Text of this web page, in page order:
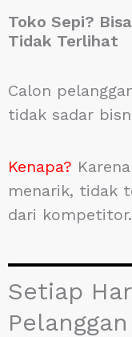
Toko Sepi?
Tidak Terlihat
Calon
tidak sadar
Kenapa?
menarik, tidak
dari kompetitor.
Setiap